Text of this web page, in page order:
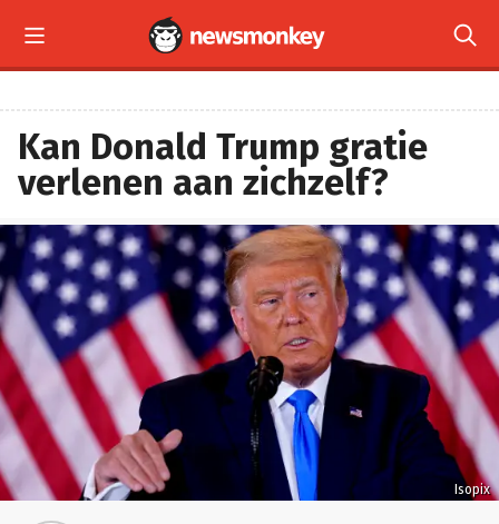
 
Kan Donald Trump gratie
verlenen aan zichzelf?
Isopix